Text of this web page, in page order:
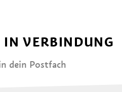
IN VERBINDUNG
dein Postfach